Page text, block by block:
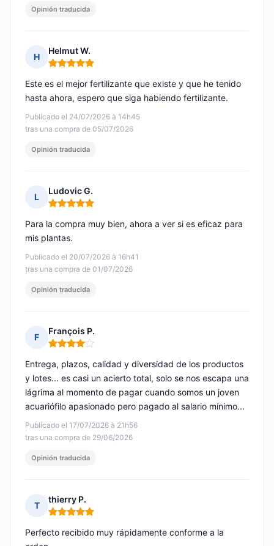
Opinión traducida
H
Helmut W.
Nota: 5 de 5
Publicado el 24/07/2026 à 14h45
tras una compra de 05/07/2026
Este es el mejor fertilizante que existe y que he tenido
hasta ahora, espero que siga habiendo fertilizante.
Opinión traducida
L
Ludovic G.
Nota: 5 de 5
Publicado el 20/07/2026 à 16h41
tras una compra de 01/07/2026
Para la compra muy bien, ahora a ver si es eficaz para
mis plantas.
Opinión traducida
F
François P.
Nota: 4 de 5
Publicado el 17/07/2026 à 21h56
tras una compra de 29/06/2026
Entrega, plazos, calidad y diversidad de los productos
y lotes... es casi un acierto total, solo se nos escapa una
lágrima al momento de pagar cuando somos un joven
acuariófilo apasionado pero pagado al salario mínimo...
Opinión traducida
T
thierry P.
Nota: 5 de 5
Perfecto recibido muy rápidamente conforme a la